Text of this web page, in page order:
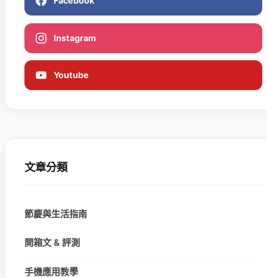
Instagram
Youtube
文章分類
節慶與生活指南
開箱文 & 評測
手機應用教學